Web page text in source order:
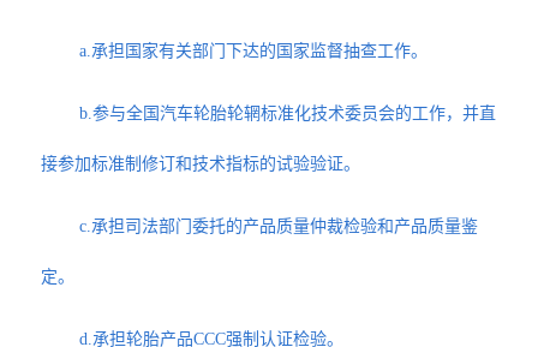
a.承担国家有关部门下达的国家监督抽查工作。
b.参与全国汽车轮胎轮辋标准化技术委员会的工作，并直
接参加标准制修订和技术指标的试验验证。
c.承担司法部门委托的产品质量仲裁检验和产品质量鉴
定。
d.承担轮胎产品CCC强制认证检验。